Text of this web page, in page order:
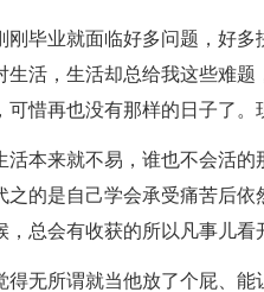
刚毕业就面临好多问题，好
生活，生活却总给我这些难
可惜再也没有那样的日子了。
活本来就不易，谁也不会活
之的是自己学会承受痛苦后
，总会有收获的所以凡事儿看
得无所谓就当他放了个屁、